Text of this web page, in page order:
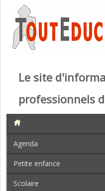
Le site
professionnels
Agenda
Petite enfance
Scolaire